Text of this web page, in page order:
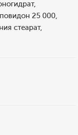
25 000,
стеарат,